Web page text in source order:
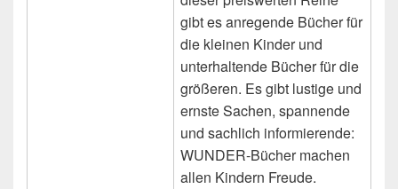
gibt es anregende Bücher für
die kleinen Kinder und
unterhaltende Bücher für die
größeren. Es gibt lustige und
ernste Sachen, spannende
und sachlich informierende:
WUNDER-Bücher machen
allen Kindern Freude.